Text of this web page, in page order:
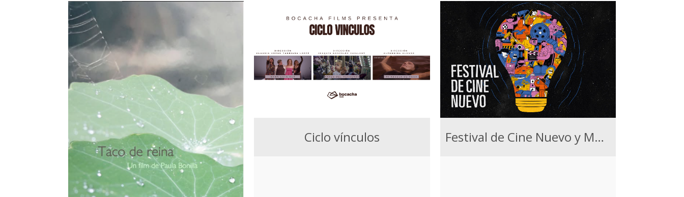
Ciclo vínculos Festival de Cine Nuevo y Montevideo Cine LAB